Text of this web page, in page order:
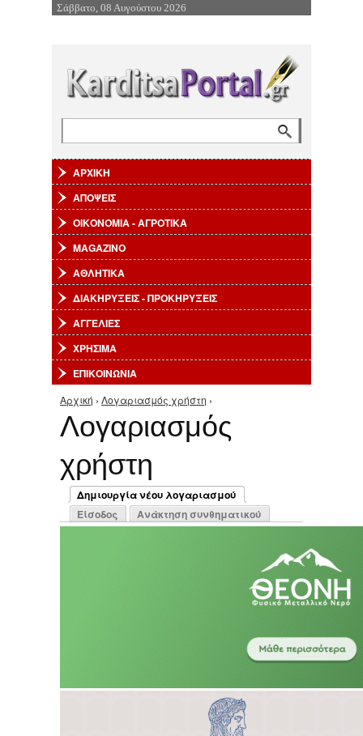
Επιστροφή στην Πλοήγηση
Σάββατο, 08 Αυγούστου 2026
ΑΡΧΙΚΗ
ΑΠΟΨΕΙΣ
ΟΙΚΟΝΟΜΙΑ - ΑΓΡΟΤΙΚΑ
MAGAZINO
ΑΘΛΗΤΙΚΑ
ΔΙΑΚΗΡΥΞΕΙΣ - ΠΡΟΚΗΡΥΞΕΙΣ
ΑΓΓΕΛΙΕΣ
ΧΡΗΣΙΜΑ
ΕΠΙΚΟΙΝΩΝΙΑ
Είστε εδώ
Αρχική › Λογαριασμός χρήστη ›
Λογαριασμός
χρήστη
Πρωτεύουσες καρτέλες
Δημιουργία νέου λογαριασμού
(ενεργή καρτέλα)
Είσοδος Ανάκτηση συνθηματικού